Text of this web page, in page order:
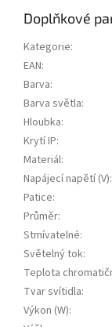
Doplňkové
Kategorie:
EAN:
Barva:
Barva světla:
Hloubka:
Krytí IP:
Materiál:
Napájecí napětí (V):
Patice:
Průměr:
Stmívatelné:
Světelný tok:
Teplota
Tvar svítidla:
Výkon (W):